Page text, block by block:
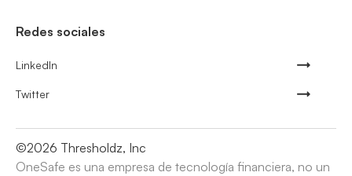
Redes sociales
LinkedIn
Twitter
©2026 Thresholdz, Inc
OneSafe es una empresa de tecnología financiera, no un